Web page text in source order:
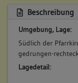
Beschreibung
Umgebung, Lage:
Südlich der
gedrungen-
Lagedetail: